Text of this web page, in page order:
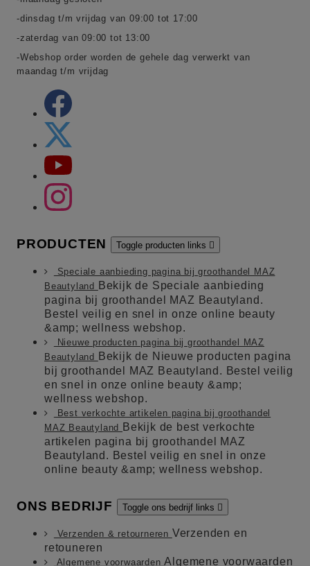
-dinsdag t/m vrijdag van 09:00 tot 17:00
-zaterdag van 09:00 tot 13:00
-Webshop order worden de gehele dag verwerkt van
maandag t/m vrijdag
PRODUCTEN Toggle producten links 
Speciale aanbieding pagina bij groothandel MAZ
Beautyland
Bekijk de Speciale aanbieding
pagina bij groothandel MAZ Beautyland.
Bestel veilig en snel in onze online beauty
&amp; wellness webshop.
Nieuwe producten pagina bij groothandel MAZ
Beautyland
Bekijk de Nieuwe producten pagina
bij groothandel MAZ Beautyland. Bestel veilig
en snel in onze online beauty &amp;
wellness webshop.
Best verkochte artikelen pagina bij groothandel
MAZ Beautyland
Bekijk de best verkochte
artikelen pagina bij groothandel MAZ
Beautyland. Bestel veilig en snel in onze
online beauty &amp; wellness webshop.
ONS BEDRIJF Toggle ons bedrijf links 
Verzenden & retourneren Verzenden en
retouneren
Algemene voorwaardenAlgemene voorwaarden